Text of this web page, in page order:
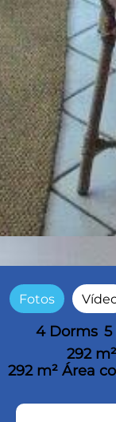
Fotos
4 Dorms 5
292
292 m² Área